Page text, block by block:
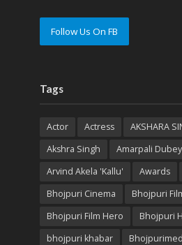
Follow Us On FB
Tags
Actor Actress
AKSHARA
Akshra Singh
Amarpali Dubey
Arvind Akela 'Kallu'
Awards
Bhojpuri Cinema
Bhojpuri
Bhojpuri Film Hero
Bhojpuri
bhojpuri khabar